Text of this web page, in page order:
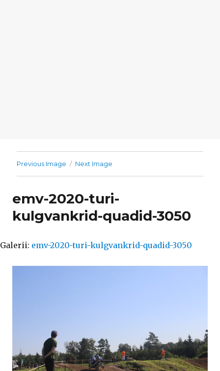
Previous Image Next Image
emv-2020-turi-
kulgvankrid-quadid-3050
Galerii: emv-2020-turi-kulgvankrid-quadid-3050